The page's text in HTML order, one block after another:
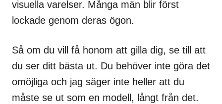
visuella varelser. Många män blir först
lockade genom deras ögon.
Så om du vill få honom att gilla dig, se till att
du ser ditt bästa ut. Du behöver inte göra det
omöjliga och jag säger inte heller att du
måste se ut som en modell, långt från det.